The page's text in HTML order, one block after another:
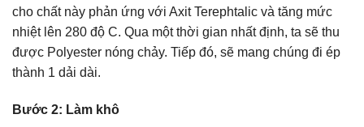
cho chất này phản ứng với Axit Terephtalic và tăng mức
nhiệt lên 280 độ C. Qua một thời gian nhất định, ta sẽ thu
được Polyester nóng chảy. Tiếp đó, sẽ mang chúng đi ép
thành 1 dải dài.
Bước 2: Làm khô